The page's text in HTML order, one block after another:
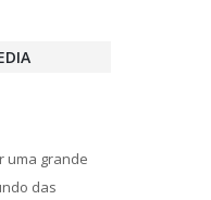
uma grande
das